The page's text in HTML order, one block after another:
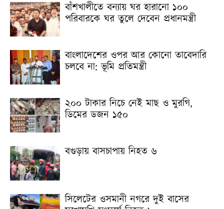
বাঁশখালীতে বন্যায় ঘর হারানো ১০০
পরিবারকে ঘর তুলে দেবেন প্রধানমন্ত্রী
বাংলাদেশের ওপর আর কোনো তাবেদারি
চলবে না: ভূমি প্রতিমন্ত্রী
২০০ টাকার নিচে নেই মাছ ও মুরগি,
ডিমের ডজন ১৫০
বগুড়ায় বাসচাপায় নিহত ৬
সিলেটের ওসমানী নগরে দুই বাসের